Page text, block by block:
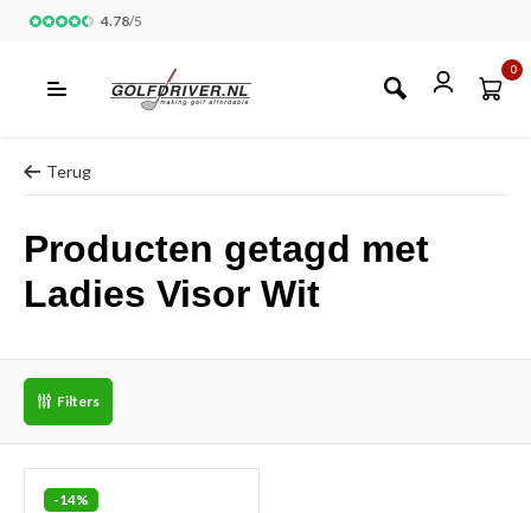
4.78/5
0
Terug
Producten getagd met
Ladies Visor Wit
Filters
-14%